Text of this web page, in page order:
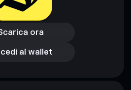
Scarica ora
ora
al wallet
al wallet